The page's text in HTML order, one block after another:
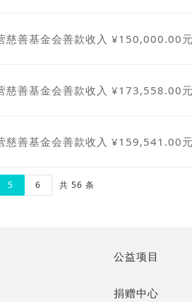
慈善基金会善款收入 ¥150,000.00
慈善基金会善款收入 ¥173,558.00
慈善基金会善款收入 ¥159,541.00
5 6 共 56 条
公益项目
捐赠中心